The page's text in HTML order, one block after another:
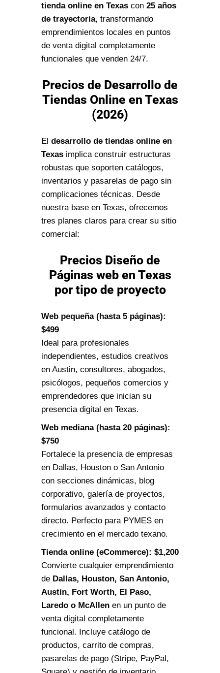
tienda online en Texas con 25 años
de trayectoria, transformando
emprendimientos locales en puntos
de venta digital completamente
funcionales que venden 24/7.
Precios de Desarrollo de
Tiendas Online en Texas
(2026)
El desarrollo de tiendas online en
Texas implica construir estructuras
robustas que soporten catálogos,
inventarios y pasarelas de pago sin
complicaciones técnicas. Desde
nuestra base en Texas, ofrecemos
tres planes claros para crear su sitio
comercial:
Precios Diseño de
Páginas web en Texas
por tipo de proyecto
Web pequeña (hasta 5 páginas):
$499
Ideal para profesionales
independientes, estudios creativos
en Austin, consultores, abogados,
psicólogos, pequeños comercios y
emprendedores que inician su
presencia digital en Texas.
Web mediana (hasta 20 páginas):
$750
Fortalece la presencia de empresas
en Dallas, Houston o San Antonio
con secciones dinámicas, blog
corporativo, galería de proyectos,
formularios avanzados y contacto
directo. Perfecto para PYMES en
crecimiento en el mercado texano.
Tienda online (eCommerce): $1,200
Convierte cualquier emprendimiento
de Dallas, Houston, San Antonio,
Austin, Fort Worth, El Paso,
Laredo o McAllen en un punto de
venta digital completamente
funcional. Incluye catálogo de
productos, carrito de compras,
pasarelas de pago (Stripe, PayPal,